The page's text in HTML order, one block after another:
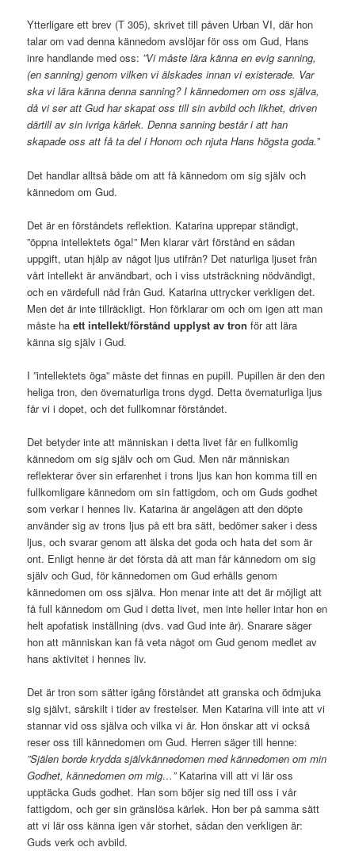
Ytterligare ett brev (T 305), skrivet till påven Urban VI, där hon
talar om vad denna kännedom avslöjar för oss om Gud, Hans
inre handlande med oss: ”Vi måste lära känna en evig sanning,
(en sanning) genom vilken vi älskades innan vi existerade. Var
ska vi lära känna denna sanning? I kännedomen om oss själva,
då vi ser att Gud har skapat oss till sin avbild och likhet, driven
därtill av sin ivriga kärlek. Denna sanning består i att han
skapade oss att få ta del i Honom och njuta Hans högsta goda.”
Det handlar alltså både om att få kännedom om sig själv och
kännedom om Gud.
Det är en förståndets reflektion. Katarina upprepar ständigt,
”öppna intellektets öga!” Men klarar vårt förstånd en sådan
uppgift, utan hjälp av något ljus utifrån? Det naturliga ljuset från
vårt intellekt är användbart, och i viss utsträckning nödvändigt,
och en värdefull nåd från Gud. Katarina uttrycker verkligen det.
Men det är inte tillräckligt. Hon förklarar om och om igen att man
måste haett intellekt/förstånd upplyst av tron för att lära
känna sig själv i Gud.
I ”intellektets öga” måste det finnas en pupill. Pupillen är den den
heliga tron, den övernaturliga trons dygd. Detta övernaturliga ljus
får vi i dopet, och det fullkomnar förståndet.
Det betyder inte att människan i detta livet får en fullkomlig
kännedom om sig själv och om Gud. Men när människan
reflekterar över sin erfarenhet i trons ljus kan hon komma till en
fullkomligare kännedom om sin fattigdom, och om Guds godhet
som verkar i hennes liv. Katarina är angelägen att den döpte
använder sig av trons ljus på ett bra sätt, bedömer saker i dess
ljus, och svarar genom att älska det goda och hata det som är
ont. Enligt henne är det första då att man får kännedom om sig
själv och Gud, för kännedomen om Gud erhålls genom
kännedomen om oss själva. Hon menar inte att det är möjligt att
få full kännedom om Gud i detta livet, men inte heller intar hon en
helt apofatisk inställning (dvs. vad Gud inte är). Snarare säger
hon att människan kan få veta något om Gud genom medlet av
hans aktivitet i hennes liv.
Det är tron som sätter igång förståndet att granska och ödmjuka
sig självt, särskilt i tider av frestelser. Men Katarina vill inte att vi
stannar vid oss själva och vilka vi är. Hon önskar att vi också
reser oss till kännedomen om Gud. Herren säger till henne:
”Själen borde krydda självkännedomen med kännedomen om min
Godhet, kännedomen om mig…”Katarina vill att vi lär oss
upptäcka Guds godhet. Han som böjer sig ned till oss i vår
fattigdom, och ger sin gränslösa kärlek. Hon ber på samma sätt
att vi lär oss känna igen vår storhet, sådan den verkligen är:
Guds verk och avbild.